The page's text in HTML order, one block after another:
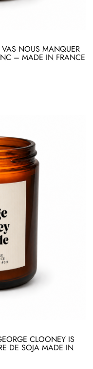
VAS NOUS MANQUER
– MADE IN FRANCE
CLOONEY IS
DE SOJA MADE IN